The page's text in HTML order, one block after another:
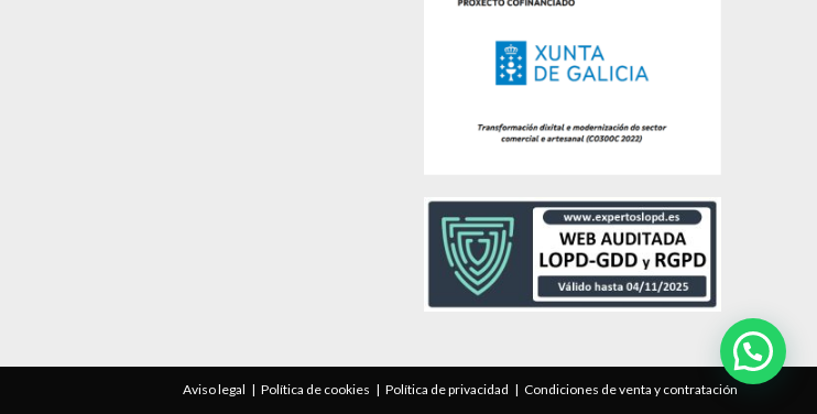
Aviso legal Política de cookies Política de privacidad Condiciones de venta y contratación